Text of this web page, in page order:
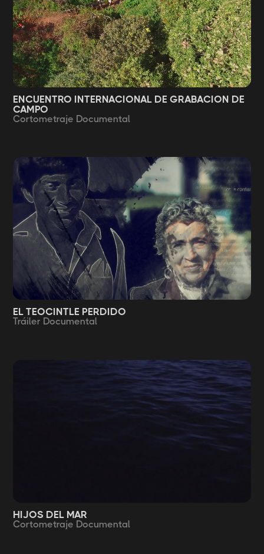
ENCUENTRO INTERNACIONAL DE GRABACIÓN DE
CAMPO
Cortometraje Documental
EL TEOCINTLE PERDIDO
Tráiler Documental
HIJOS DEL MAR
Cortometraje Documental